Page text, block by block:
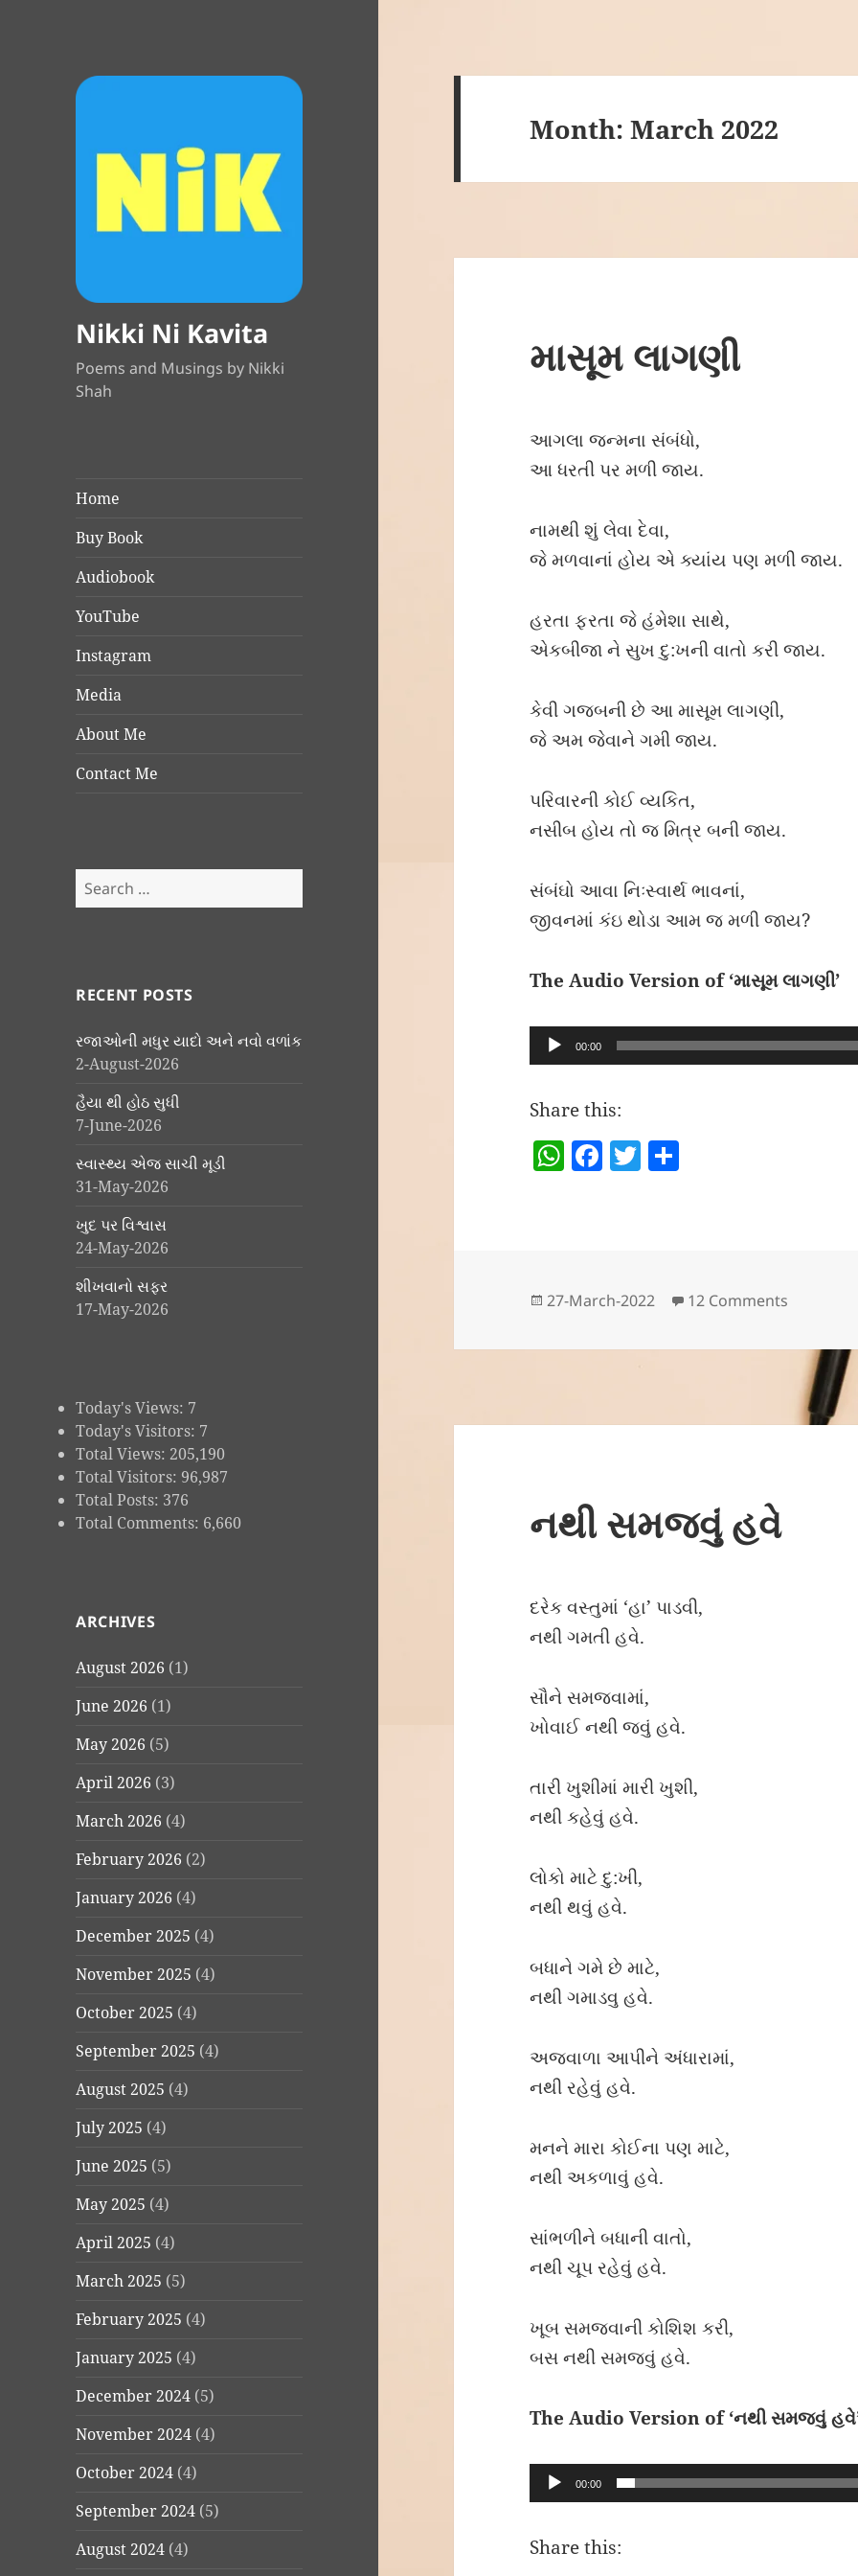
Nikki Ni Kavita
Poems and Musings by Nikki
Shah
Home
Buy Book
Audiobook
YouTube
Instagram
Media
About Me
Contact Me
Search
for:
RECENT POSTS
રજાઓની મધુર યાદો અને નવો વળાંક
2-August-2026
હૈયા થી હોઠ સુધી
7-June-2026
સ્વાસ્થ્ય એજ સાચી મૂડી
31-May-2026
ખુદ પર વિશ્વાસ
24-May-2026
શીખવાનો સફર
17-May-2026
Today's Views: 7
Today's Visitors: 7
Total Views: 205,190
Total Visitors: 96,987
Total Posts: 376
Total Comments: 6,660
ARCHIVES
August 2026 (1)
June 2026 (1)
May 2026 (5)
April 2026 (3)
March 2026 (4)
February 2026 (2)
January 2026 (4)
December 2025 (4)
November 2025 (4)
October 2025 (4)
September 2025 (4)
August 2025 (4)
July 2025 (4)
June 2025 (5)
May 2025 (4)
April 2025 (4)
March 2025 (5)
February 2025 (4)
January 2025 (4)
December 2024 (5)
November 2024 (4)
October 2024 (4)
September 2024 (5)
August 2024 (4)
Month:March 2022
માસૂમ લાગણી
આગલા જન્મના સંબંધો,
આ ધરતી પર મળી જાય.
નામથી શું લેવા દેવા,
જે મળવાનાં હોય એ ક્યાંય પણ મળી જાય.
હરતા ફરતા જે હંમેશા સાથે,
એકબીજા ને સુખ દુ:ખની વાતો કરી જાય.
કેવી ગજબની છે આ માસૂમ લાગણી,
જે અમ જેવાને ગમી જાય.
પરિવારની કોઈ વ્યકિત,
નસીબ હોય તો જ મિત્ર બની જાય.
સંબંઘો આવા નિઃસ્વાર્થ ભાવનાં,
જીવનમાં કંઇ થોડા આમ જ મળી જાય?
The Audio Version of ‘માસૂમ લાગણી’
Audio
Player
00:00
Share this:
W
p
p
F
o
o
T
Posted
27-March-2022 12 Comments
નથી સમજવું હવે
દરેક વસ્તુમાં ‘હા’ પાડવી,
નથી ગમતી હવે.
સૌને સમજવામાં,
ખોવાઈ નથી જવું હવે.
તારી ખુશીમાં મારી ખુશી,
નથી કહેવું હવે.
લોકો માટે દુ:ખી,
નથી થવું હવે.
બધાને ગમે છે માટે,
નથી ગમાડવુ હવે.
અજવાળા આપીને અંધારામાં,
નથી રહેવું હવે.
મનને મારા કોઈના પણ માટે,
નથી અકળાવું હવે.
સાંભળીને બધાની વાતો,
નથી ચૂપ રહેવું હવે.
ખૂબ સમજવાની કોશિશ કરી,
બસ નથી સમજવું હવે.
The Audio Version of ‘નથી સમજવું
Audio
Player
00:00
Share this: